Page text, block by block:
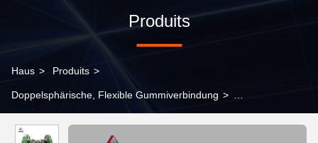
Produits
Haus > Produits >
Doppelsphärische, Flexible Gummiverbindung >